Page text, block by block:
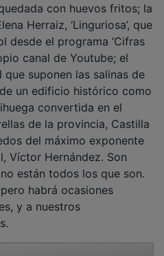
con huevos fritos; la
Herraiz, ‘Linguriosa’, que
desde el programa ‘Cifras
canal de Youtube; el
suponen las salinas de
un edificio histórico como
convertida en el
de la provincia, Castilla
del máximo exponente
Víctor Hernández. Son
están todos los que son.
habrá ocasiones
y a nuestros